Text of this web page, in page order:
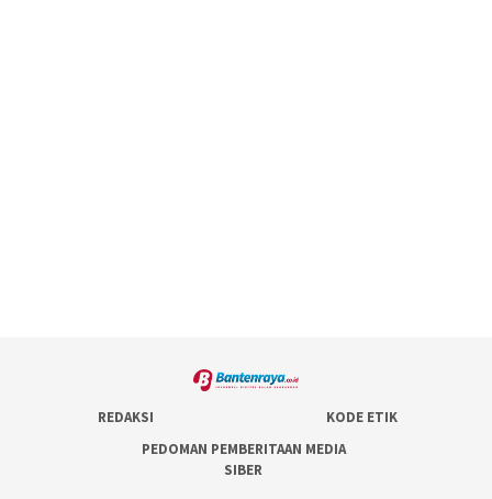
REDAKSI
KODE ETIK
PEDOMAN PEMBERITAAN MEDIA
SIBER